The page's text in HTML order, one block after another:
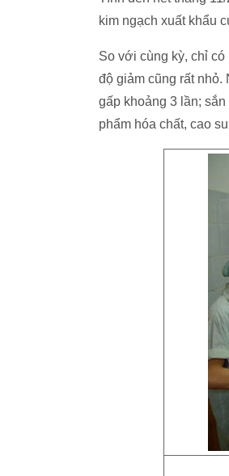
kim ngạch xuất khẩu
So với cùng kỳ, chỉ có
độ giảm cũng rất
gấp khoảng 3 lần;
phẩm hóa chất, cao